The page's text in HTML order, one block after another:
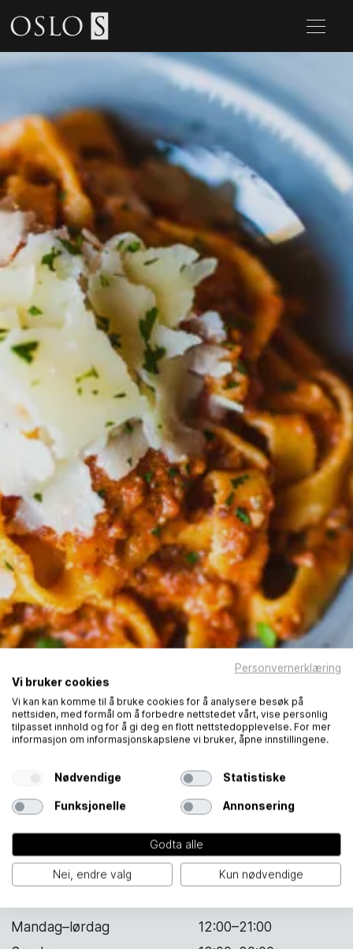
Bella Bambina Ristorante
Mandag–lørdag
12:00–21:00
Personvernerklæring
Vi bruker cookies
Vi kan kan komme til å bruke cookies for å analysere besøk på
nettsiden, med formål om å forbedre nettstedet vårt, vise personlig
tilpasset innhold og for å gi deg en flott nettstedopplevelse. For mer
informasjon om informasjonskapslene vi bruker, åpne innstillingene.
Nødvendige Statistiske
Funksjonelle Annonsering
Godta alle
Nei, endre valg Kun nødvendige